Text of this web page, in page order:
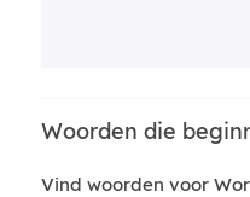
Woorden die
Vind woorden voor